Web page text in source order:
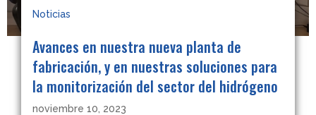
Noticias
Avances en nuestra nueva planta de
fabricación, y en nuestras soluciones para
la monitorización del sector del hidrógeno
noviembre 10, 2023